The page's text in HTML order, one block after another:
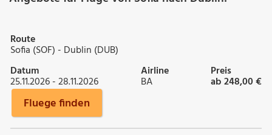
Route
Sofia (SOF) - Dublin (DUB)
Datum
25.11.2026 - 28.11.2026
Airline
BA
Preis
ab 248,00 €
Fluege finden